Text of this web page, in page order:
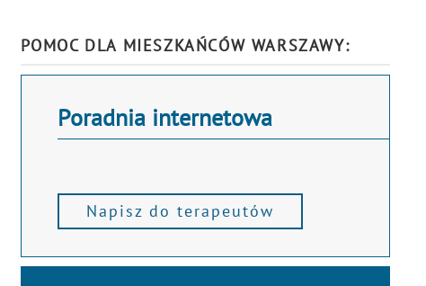
POMOC DLA MIESZKAŃCÓW WARSZAWY:
Poradnia internetowa
Napisz do terapeutów